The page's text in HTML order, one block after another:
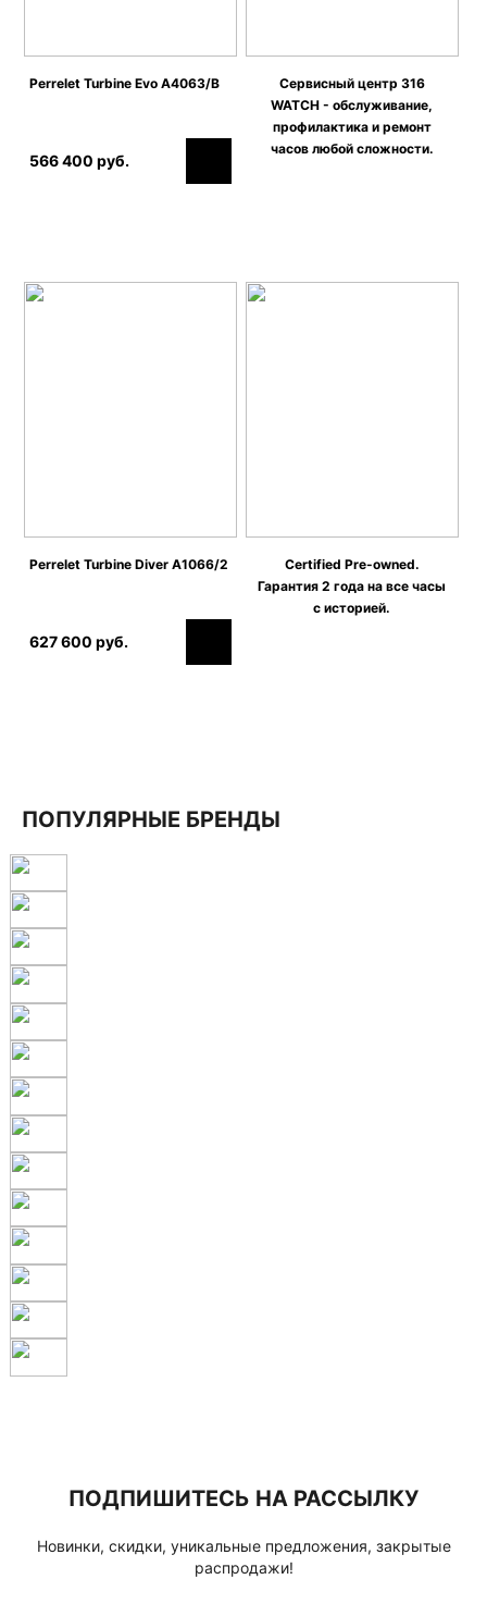
Perrelet Turbine Evo A4063/B
566 400 руб.
Сервисный центр 316
WATCH - обслуживание,
профилактика и ремонт
часов любой сложности.
Perrelet Turbine Diver A1066/2
627 600 руб.
Certified Pre-owned.
Гарантия 2 года на все часы
с историей.
ПОПУЛЯРНЫЕ БРЕНДЫ
ПОДПИШИТЕСЬ НА РАССЫЛКУ
Новинки, скидки, уникальные предложения, закрытые
распродажи!